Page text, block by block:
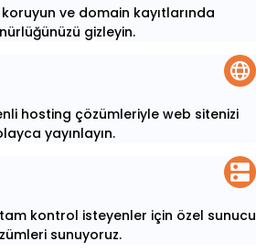
ve domain kayıtlarında
gizleyin.
hosting çözümleriyle web sitenizi
yayınlayın.
kontrol isteyenler için özel sunucu
sunuyoruz.